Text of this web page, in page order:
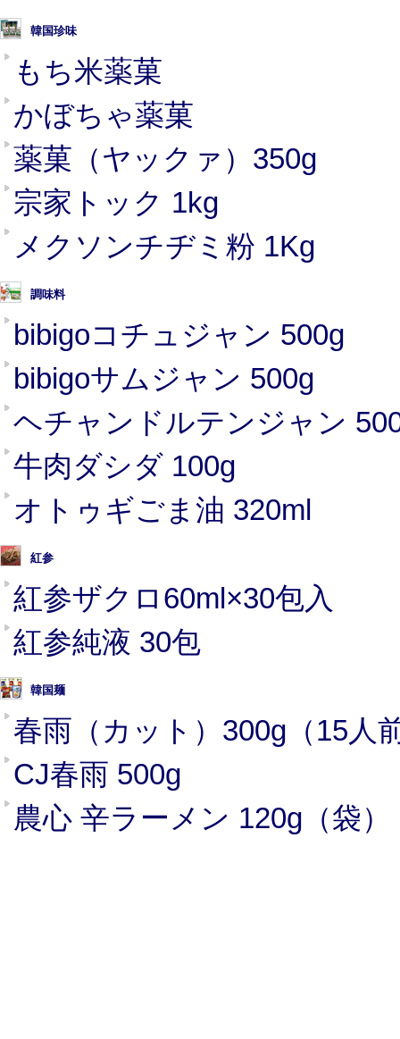
韓国珍味
もち米薬菓
かぼちゃ薬菓
薬菓（ヤックァ）350g
宗家トック 1kg
メクソンチヂミ粉 1Kg
調味料
bibigoコチュジャン 500g
bibigoサムジャン 500g
ヘチャンドルテンジャン
牛肉ダシダ 100g
オトゥギごま油 320ml
紅参
紅参ザクロ60ml×30包入
紅参純液 30包
韓国麺
春雨（カット）300g（15人
CJ春雨 500g
農心 辛ラーメン 120g（袋）